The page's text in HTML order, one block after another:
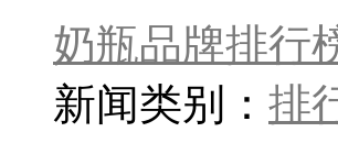
奶瓶品牌排行
新闻类别： 排